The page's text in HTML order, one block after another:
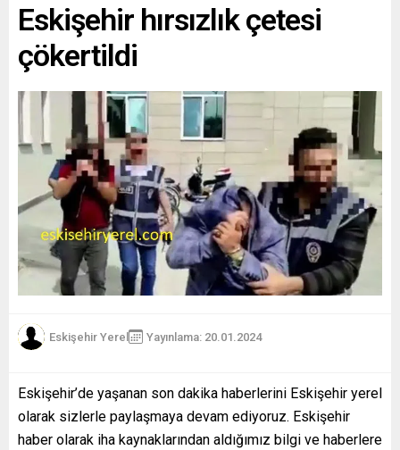
Eskişehir hırsızlık çetesi
çökertildi
Eskişehir Yerel Yayınlama: 20.01.2024
Eskişehir’de yaşanan son dakika haberlerini Eskişehir yerel
olarak sizlerle paylaşmaya devam ediyoruz. Eskişehir
haber olarak iha kaynaklarından aldığımız bilgi ve haberlere